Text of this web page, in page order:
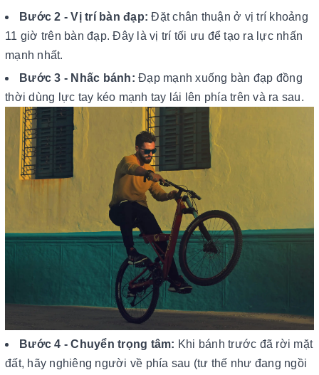
Bước 2 - Vị trí bàn đạp: Đặt chân thuận ở vị trí khoảng
11 giờ trên bàn đạp. Đây là vị trí tối ưu để tạo ra lực nhấn
mạnh nhất.
Bước 3 - Nhấc bánh: Đạp mạnh xuống bàn đạp đồng
thời dùng lực tay kéo mạnh tay lái lên phía trên và ra sau.
Bước 4 - Chuyển trọng tâm: Khi bánh trước đã rời mặt
đất, hãy nghiêng người về phía sau (tư thế như đang ngồi